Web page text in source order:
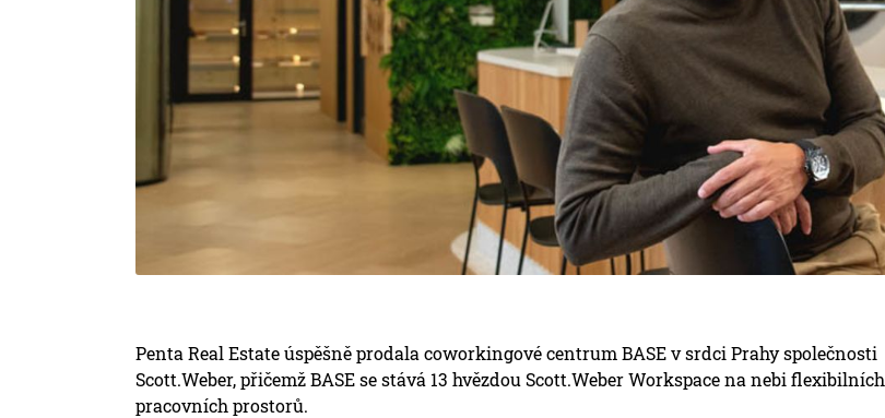
Penta Real Estate úspěšně prodala coworkingové centrum BASE v srdci Prahy společnosti
Scott.Weber, přičemž BASE se stává 13 hvězdou Scott.Weber Workspace na nebi flexibilních
pracovních prostorů.